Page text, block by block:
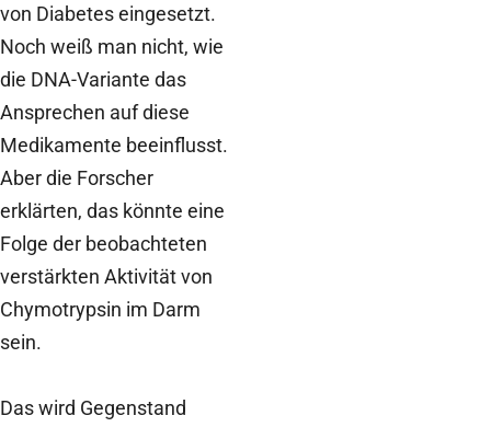
von Diabetes eingesetzt.
Noch weiß man nicht, wie
die DNA-Variante das
Ansprechen auf diese
Medikamente beeinflusst.
Aber die Forscher
erklärten, das könnte eine
Folge der beobachteten
verstärkten Aktivität von
Chymotrypsin im Darm
sein.
Das wird Gegenstand